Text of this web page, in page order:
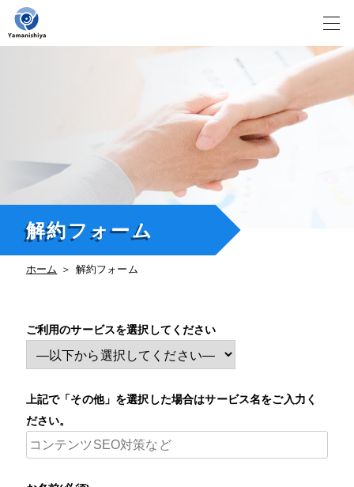
Skip
to
解約フォーム
ホーム 解約フォーム
ご利用のサービスを選択してください
上記で「その他」を選択した場合はサービス名をご入力く
ださい。